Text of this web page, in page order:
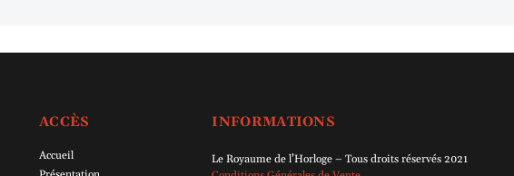
ACCÈS
Accueil
INFORMATIONS
Le Royaume de l’Horloge – Tous droits réservés 2021